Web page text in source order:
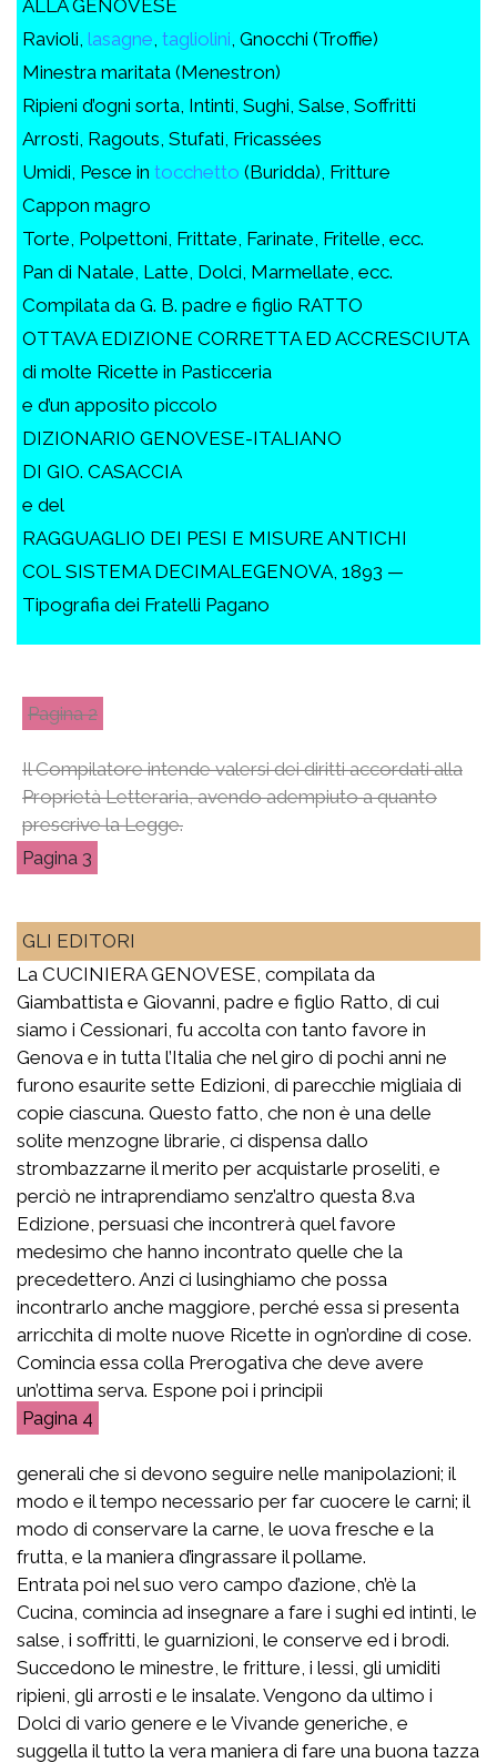
ALLA GENOVESE
Ravioli, lasagne tagliolini , Gnocchi (Troffie)
Minestra maritata (Menestron)
Ripieni d’ogni sorta, Intinti, Sughi, Salse, Soffritti
Arrosti, Ragouts, Stufati, Fricassées
Umidi, Pesce in tocchetto (Buridda), Fritture
Cappon magro
Torte, Polpettoni, Frittate, Farinate, Fritelle, ecc.
Pan di Natale, Latte, Dolci, Marmellate, ecc.
Compilata da G. B. padre e figlio RATTO
OTTAVA EDIZIONE CORRETTA ED ACCRESCIUTA
di molte Ricette in Pasticceria
e d’un apposito piccolo
DIZIONARIO GENOVESE-ITALIANO
DI GIO. CASACCIA
e del
RAGGUAGLIO DEI PESI E MISURE ANTICHI
COL SISTEMA DECIMALEGENOVA, 1893 —
Tipografia dei Fratelli Pagano
2
Il Compilatore intende valersi dei diritti accordati alla
Proprietà Letteraria, avendo adempiuto a quanto
prescrive la Legge.
3
GLI EDITORI
La CUCINIERA GENOVESE, compilata da
Giambattista e Giovanni, padre e figlio Ratto, di cui
siamo i Cessionari, fu accolta con tanto favore in
Genova e in tutta l’Italia che nel giro di pochi anni ne
furono esaurite sette Edizioni, di parecchie migliaia di
copie ciascuna. Questo fatto, che non è una delle
solite menzogne librarie, ci dispensa dallo
strombazzarne il merito per acquistarle proseliti, e
perciò ne intraprendiamo senz’altro questa 8.va
Edizione, persuasi che incontrerà quel favore
medesimo che hanno incontrato quelle che la
precedettero. Anzi ci lusinghiamo che possa
incontrarlo anche maggiore, perché essa si presenta
arricchita di molte nuove Ricette in ogn’ordine di cose.
Comincia essa colla Prerogativa che deve avere
un’ottima serva. Espone poi i principii
4
generali che si devono seguire nelle manipolazioni; il
modo e il tempo necessario per far cuocere le carni; il
modo di conservare la carne, le uova fresche e la
frutta, e la maniera d’ingrassare il pollame.
Entrata poi nel suo vero campo d’azione, ch’è la
Cucina, comincia ad insegnare a fare i sughi ed intinti, le
salse, i soffritti, le guarnizioni, le conserve ed i brodi.
Succedono le minestre, le fritture, i lessi, gli umiditi
ripieni, gli arrosti e le insalate. Vengono da ultimo i
Dolci di vario genere e le Vivande generiche, e
suggella il tutto la vera maniera di fare una buona tazza